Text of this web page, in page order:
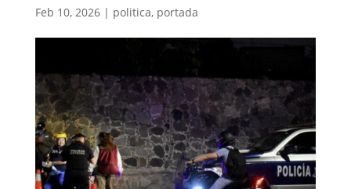
Feb 10, 2026| politica, portada